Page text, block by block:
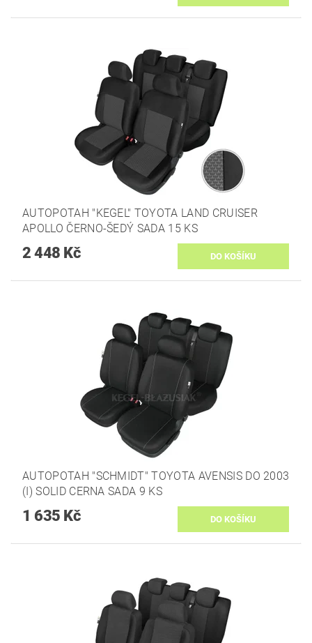
AUTOPOTAH "KEGEL" TOYOTA LAND CRUISER
APOLLO ČERNO-ŠEDÝ SADA 15 KS
2 448 Kč
AUTOPOTAH "SCHMIDT" TOYOTA AVENSIS DO 2003
(I) SOLID CERNA SADA 9 KS
1 635 Kč